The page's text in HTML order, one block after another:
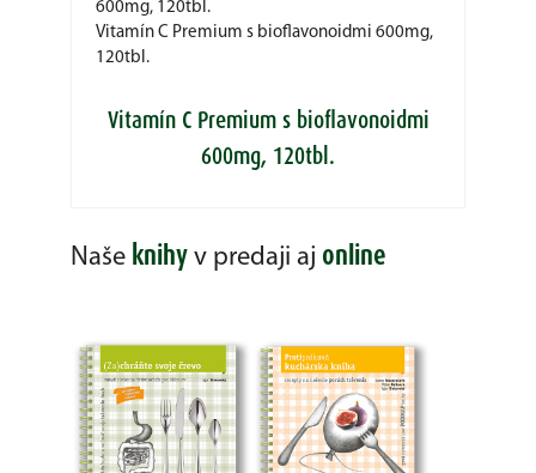
Vitamín C Premium s bioflavonoidmi 600mg,
120tbl.
Vitamín C Premium s bioflavonoidmi
600mg, 120tbl.
Naše knihy v predaji aj online